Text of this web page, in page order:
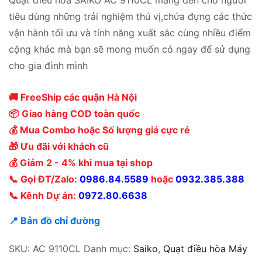
tiêu dùng những trải nghiệm thú vị,chứa đựng các thức
vận hành tối ưu và tính năng xuất sắc cùng nhiều điểm
cộng khác mà bạn sẽ mong muốn có ngay để sử dụng
cho gia đình mình
🚚 FreeShip các quận Hà Nội
📦 Giao hàng COD toàn quốc
💰 Mua Combo hoặc Số lượng giá cực rẻ
🎁 Ưu đãi với khách cũ
💰 Giảm 2 - 4% khi mua tại shop
📞 Gọi ĐT/Zalo: 0986.84.5589 hoặc 0932.385.388
📞 Kênh Dự án: 0972.80.6638
📍 Bản đồ chỉ đường
SKU: AC 9110CL Danh mục: Saiko, Quạt điều hòa Máy